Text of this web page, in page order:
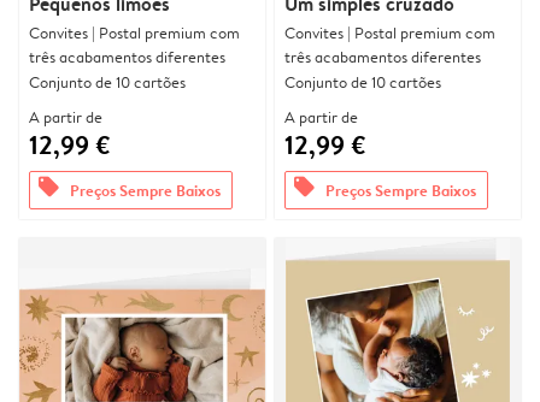
Convites | Postal premium com
três acabamentos diferentes
Conjunto de 10 cartões
A partir de
12,99 €
offers Preços Sempre Baixos
Convites | Postal premium com
três acabamentos diferentes
Conjunto de 10 cartões
A partir de
12,99 €
offers Preços Sempre Baixos